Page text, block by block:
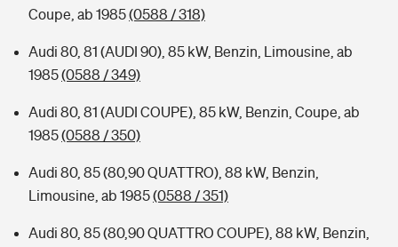
Coupe, ab 1985(0588 / 318)
Audi 80, 81 (AUDI 90), 85 kW, Benzin, Limousine, ab
1985(0588 / 349)
Audi 80, 81 (AUDI COUPE), 85 kW, Benzin, Coupe, ab
1985(0588 / 350)
Audi 80, 85 (80,90 QUATTRO), 88 kW, Benzin,
Limousine, ab 1985(0588 / 351)
Audi 80, 85 (80,90 QUATTRO COUPE), 88 kW, Benzin,